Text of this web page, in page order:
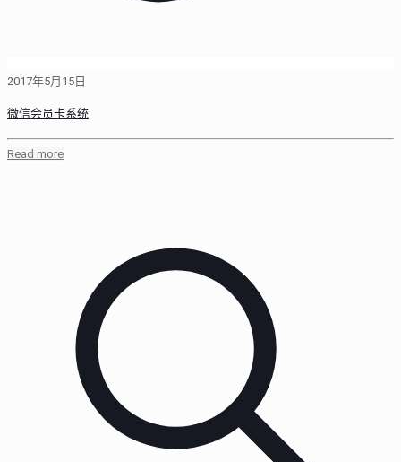
2017年5月15日
微信会员卡系统
Read more